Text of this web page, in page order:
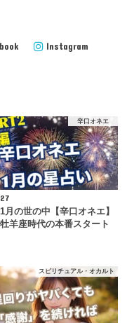
Instagram
辛口オネエ
の世の中【辛口オネエ】
羊座時代の本番スタート
スピリチュアル・オカルト